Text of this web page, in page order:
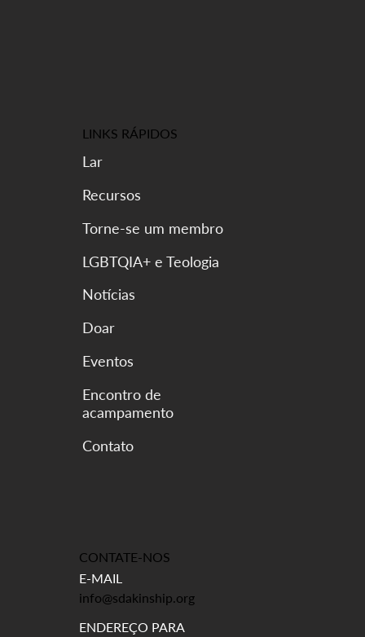
LINKS RÁPIDOS
Lar
Eventos
Recursos
Encontro de
acampamento
Torne-se um membro
LGBTQIA+ e Teologia
Notícias
Doar
CONTATE-NOS
E-MAIL
info@sdakinship.org
ENDEREÇO PARA